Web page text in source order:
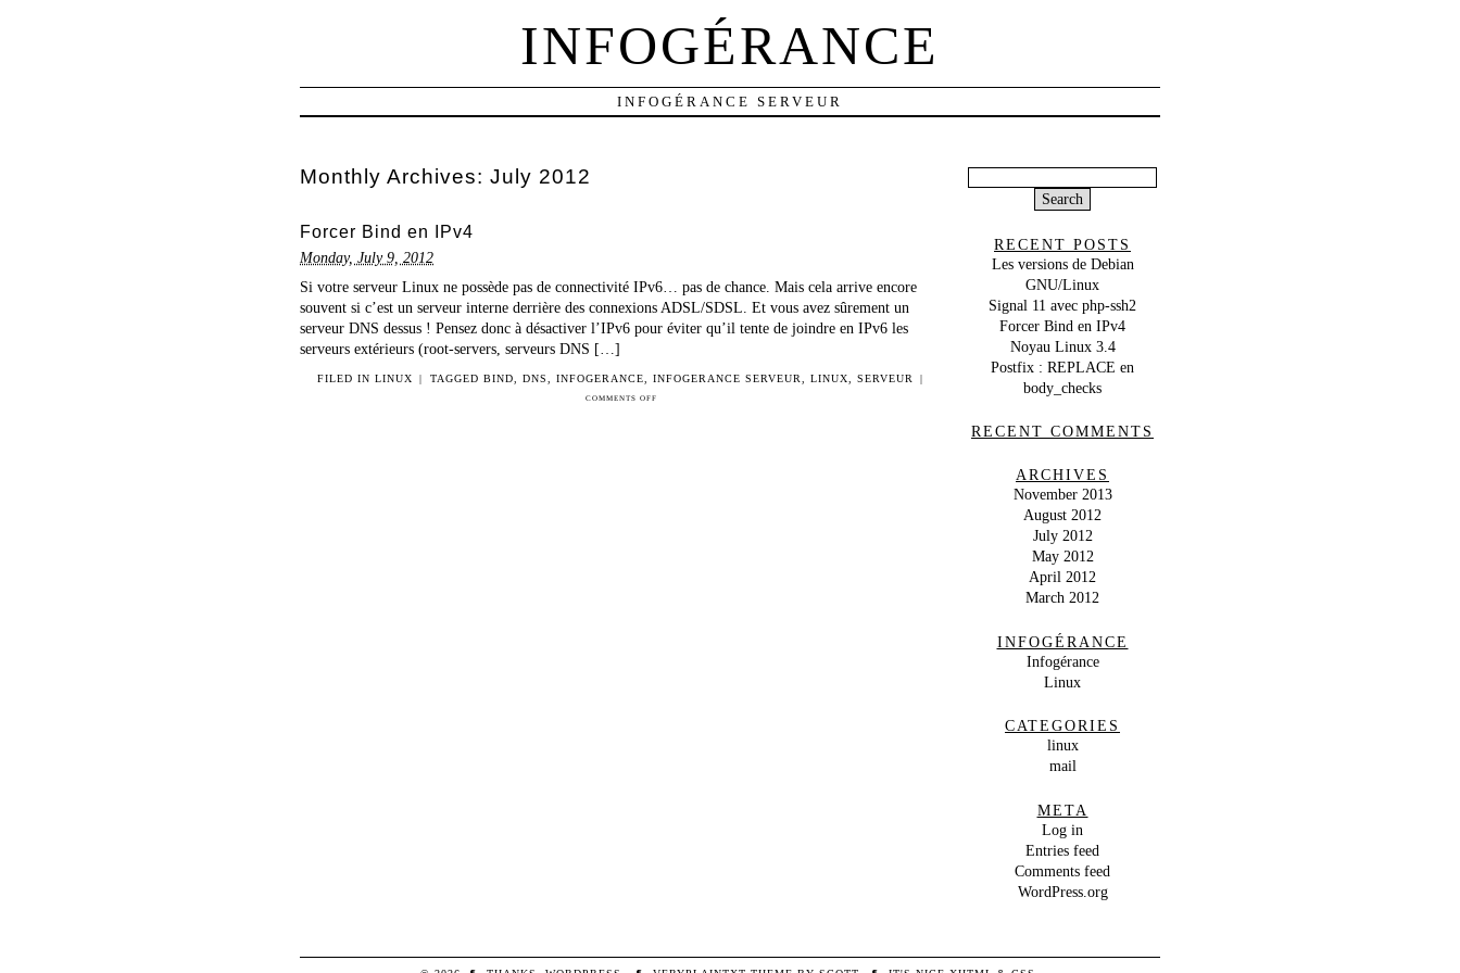
INFOGÉRANCE
INFOGÉRANCE SERVEUR
Monthly Archives: July 2012
Forcer Bind en IPv4
Monday, July 9, 2012
Si votre serveur Linux ne possède pas de connectivité IPv6… pas de chance. Mais cela arrive encore
souvent si c’est un serveur interne derrière des connexions ADSL/SDSL. Et vous avez sûrement un
serveur DNS dessus ! Pensez donc à désactiver l’IPv6 pour éviter qu’il tente de joindre en IPv6 les
serveurs extérieurs (root-servers, serveurs DNS […]
FILED INLINUX | TAGGED BIND DNS INFOGERANCE INFOGERANCE SERVEUR LINUX SERVEUR |
COMMENTS OFF
RECENT POSTS
Les versions de Debian
GNU/Linux
Signal 11 avec php-ssh2
Forcer Bind en IPv4
Noyau Linux 3.4
Postfix : REPLACE en
body_checks
RECENT COMMENTS
ARCHIVES
November 2013
August 2012
July 2012
May 2012
April 2012
March 2012
INFOGÉRANCE
Infogérance
Linux
CATEGORIES
linux
mail
META
Log in
Entries feed
Comments feed
WordPress.org